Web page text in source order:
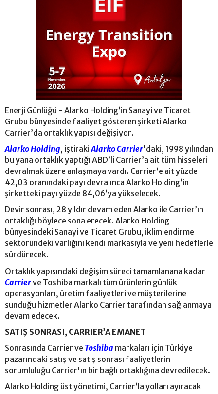
Enerji Günlüğü - Alarko Holding’in Sanayi ve Ticaret
Grubu bünyesinde faaliyet gösteren şirketi Alarko
Carrier’da ortaklık yapısı değişiyor.
Alarko Holding, iştirakiAlarko Carrier'daki, 1998 yılından
bu yana ortaklık yaptığı ABD’li Carrier’a ait tüm hisseleri
devralmak üzere anlaşmaya vardı. Carrier’e ait yüzde
42,03 oranındaki payı devralınca Alarko Holding’in
şirketteki payı yüzde 84,06’ya yükselecek.
Devir sonrası, 28 yıldır devam eden Alarko ile Carrier’ın
ortaklığı böylece sona erecek. Alarko Holding
bünyesindeki Sanayi ve Ticaret Grubu, iklimlendirme
sektöründeki varlığını kendi markasıyla ve yeni hedeflerle
sürdürecek.
Ortaklık yapısındaki değişim süreci tamamlanana kadar
Carrierve Toshiba markalı tüm ürünlerin günlük
operasyonları, üretim faaliyetleri ve müşterilerine
sunduğu hizmetler Alarko Carrier tarafından sağlanmaya
devam edecek.
SATIŞ SONRASI, CARRIER’A EMANET
Sonrasında Carrier ve Toshiba markaları için Türkiye
pazarındaki satış ve satış sonrası faaliyetlerin
sorumluluğu Carrier'ın bir bağlı ortaklığına devredilecek.
Alarko Holding üst yönetimi, Carrier’la yolları ayıracak